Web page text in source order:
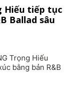
Hiếu tiếp tục
Ballad sâu
Trọng Hiếu
bằng bản R&B